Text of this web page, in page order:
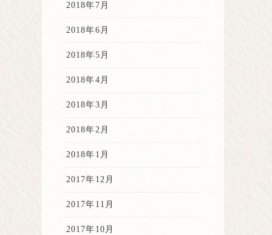
2018年7月
2018年6月
2018年5月
2018年4月
2018年3月
2018年2月
2018年1月
2017年12月
2017年11月
2017年10月